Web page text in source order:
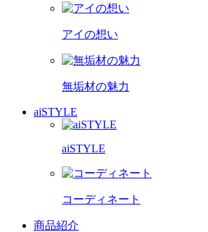
アイの想い
無垢材の魅力
aiSTYLE
aiSTYLE
コーディネート
商品紹介